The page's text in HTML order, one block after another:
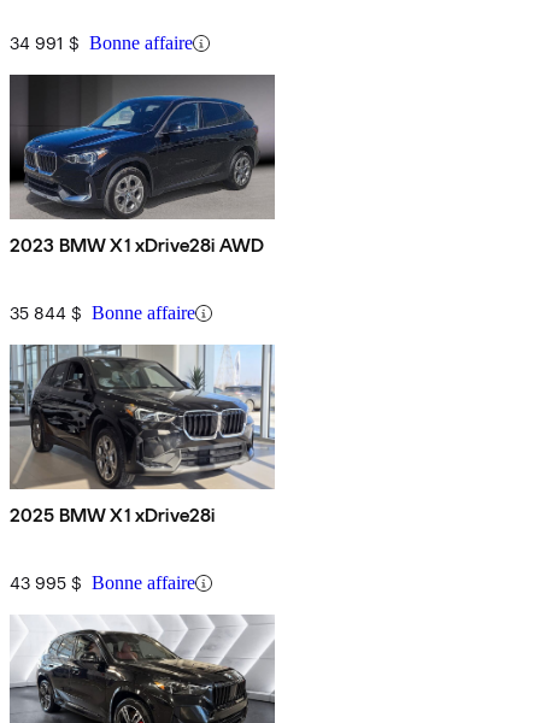
34 991 $ Bonne affaire
2023 BMW X1 xDrive28i AWD
35 844 $ Bonne affaire
2025 BMW X1 xDrive28i
43 995 $ Bonne affaire